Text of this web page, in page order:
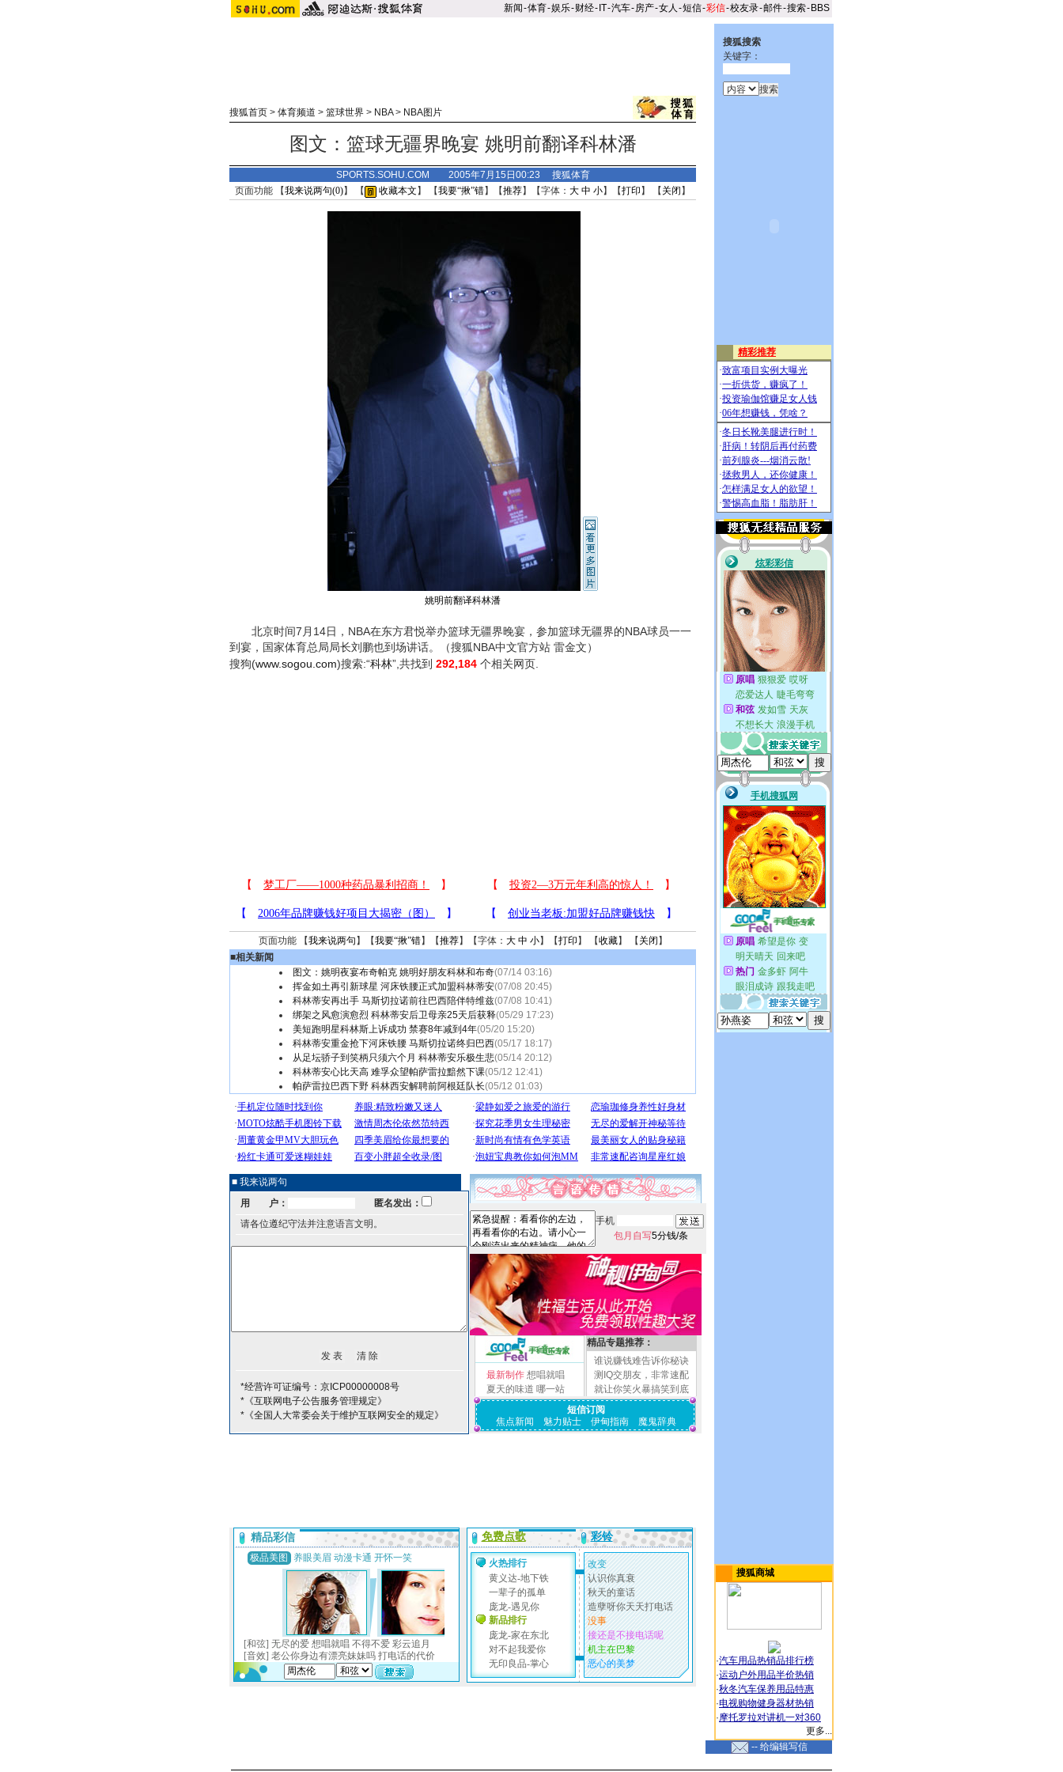
新闻-体育-娱乐-财经- IT-汽车-房产-女人 -短信-彩信-校友录-邮件-搜索- BBS
搜狐首页 > 体育频道 > 篮球世界 > NBA> NBA图片
图文：篮球无疆界晚宴 姚明前翻译科林潘
SPORTS.SOHU.COM 2005年7月15日00:23 搜狐体育
页面功能 【我来说两句(0)】 【 收藏本文 】 【我要“揪”错】【推荐】【字体： 大 中 小】【打印 】 【 关闭 】
姚明前翻译科林潘
北京时间7月14日，NBA在东方君悦举办篮球无疆界晚宴，参加篮球无疆界的NBA球员一一
到宴，国家体育总局局长刘鹏也到场讲话。（搜狐NBA中文官方站 雷金文）
搜狗(www.sogou.com)搜索:“科林”,共找到 292,184 个相关网页.
页面功能 【我来说两句 】【我要“揪”错】【推荐】【字体： 大 中 小】【打印 】 【收藏】 【 关闭 】
■相关新闻
图文：姚明夜宴布奇帕克 姚明好朋友科林和布奇(07/14 03:16)
挥金如土再引新球星 河床铁腰正式加盟科林蒂安(07/08 20:45)
科林蒂安再出手 马斯切拉诺前往巴西陪伴特维兹(07/08 10:41)
绑架之风愈演愈烈 科林蒂安后卫母亲25天后获释(05/29 17:23)
美短跑明星科林斯上诉成功 禁赛8年减到4年(05/20 15:20)
科林蒂安重金抢下河床铁腰 马斯切拉诺终归巴西(05/17 18:17)
从足坛骄子到笑柄只须六个月 科林蒂安乐极生悲(05/14 20:12)
科林蒂安心比天高 难孚众望帕萨雷拉黯然下课(05/12 12:41)
帕萨雷拉巴西下野 科林西安解聘前阿根廷队长(05/12 01:03)
■ 我来说两句
用 户：
匿名发出：
请各位遵纪守法并注意语言文明。
*经营许可证编号：京ICP00000008号
*《互联网电子公告服务管理规定》
*《全国人大常委会关于维护互联网安全的规定》
手机
包月自写5分钱/条
最新制作 想唱就唱
夏天的味道 哪一站
精品专题推荐：
谁说赚钱难告诉你秘诀
测IQ交朋友，非常速配
就让你笑火暴搞笑到底
短信订阅
焦点新闻
魅力贴士 伊甸指南 魔鬼辞典
搜狐搜索
关键字：
搜狐商城
·汽车用品热销品排行榜
·运动户外用品半价热销
·秋冬汽车保养用品特惠
·电视购物健身器材热销
·摩托罗拉对讲机一对360
更多...
-- 给编辑写信